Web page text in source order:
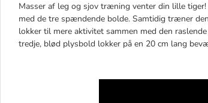
Masser af leg og sjov træning venter din lille
med de tre spændende bolde. Samtidig træner
lokker til mere aktivitet sammen med den
tredje, blød plysbold lokker på en 20 cm lang